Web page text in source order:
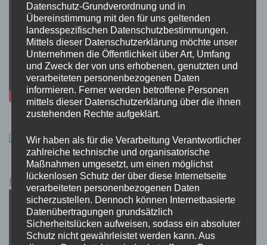
Pokémon Schwert und Schild Kauflink.>LINK<
Datenschutz-Grundverordnung und in
Übereinstimmung mit den für uns geltenden
landesspezifischen Datenschutzbestimmungen.
Mittels dieser Datenschutzerklärung möchte unser
Unternehmen die Öffentlichkeit über Art, Umfang
und Zweck der von uns erhobenen, genutzten und
verarbeiteten personenbezogenen Daten
informieren. Ferner werden betroffene Personen
mittels dieser Datenschutzerklärung über die ihnen
zustehenden Rechte aufgeklärt.
Wir haben als für die Verarbeitung Verantwortlicher
zahlreiche technische und organisatorische
Maßnahmen umgesetzt, um einen möglichst
lückenlosen Schutz der über diese Internetseite
verarbeiteten personenbezogenen Daten
sicherzustellen. Dennoch können Internetbasierte
Datenübertragungen grundsätzlich
Sicherheitslücken aufweisen, sodass ein absoluter
Schutz nicht gewährleistet werden kann. Aus